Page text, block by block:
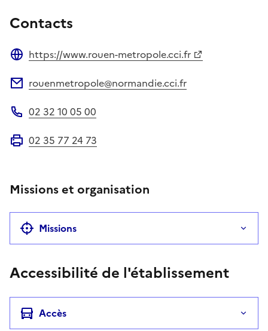
Contacts
https://www.rouen-metropole.cci.fr
rouenmetropole@normandie.cci.fr
02 32 10 05 00
02 35 77 24 73
Missions et organisation
Missions
Accessibilité de l'établissement
Accès